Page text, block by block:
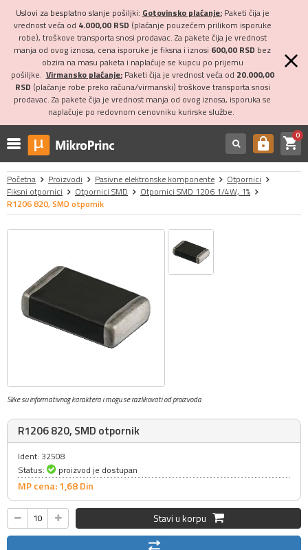
Uslovi za besplatno slanje pošiljki: Gotovinsko plaćanje:Paketi čija je
vrednost veća od 4.000,00 RSD (plaćanje pouzećem prilikom isporuke
robe), troškove transporta snosi prodavac. Za pakete čija je vrednost
manja od ovog iznosa, cena isporuke je fiksna i iznosi 600,00 RSD bez
obzira na masu paketa i naplaćuje se kupcu po prijemu
pošiljke. Virmansko plaćanje:Paketi čija je vrednost veća od 20.000,00
RSD (plaćanje robe preko računa/virmanski) troškove transporta snosi
prodavac. Za pakete čija je vrednost manja od ovog iznosa, isporuka se
naplaćuje po redovnom cenovniku kurirske službe.
https shopping_cart0
Početna Proizvodi Pasivne elektronske komponente
Otpornici
Fiksni otpornici
Otpornici SMD
Otpornici SMD 1206 1/4W, 1%
R1206 820, SMD otpornik
Slike su informativnog karaktera i mogu se razlikovati od proizvoda
R1206 820, SMD otpornik
Ident: 32508
Status:
proizvod je dostupan
MP cena: 1,68Din
Stavi u korpu